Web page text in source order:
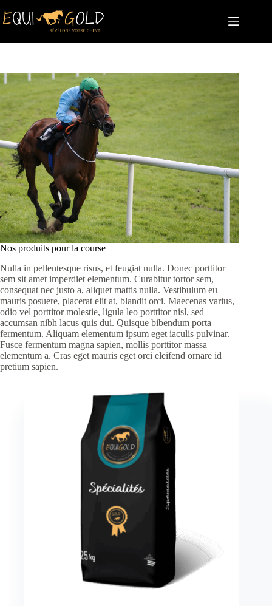
au
contenu
Nos produits pour la course
Nulla in pellentesque risus, et feugiat nulla. Donec porttitor
sem sit amet imperdiet elementum. Curabitur tortor sem,
consequat nec justo a, aliquet mattis nulla. Vestibulum eu
mauris posuere, placerat elit at, blandit orci. Maecenas varius,
odio vel porttitor molestie, ligula leo porttitor nisl, sed
accumsan nibh lacus quis dui. Quisque bibendum porta
fermentum. Aliquam elementum ipsum eget iaculis pulvinar.
Fusce fermentum magna sapien, mollis porttitor massa
elementum a. Cras eget mauris eget orci eleifend ornare id
pretium sapien.